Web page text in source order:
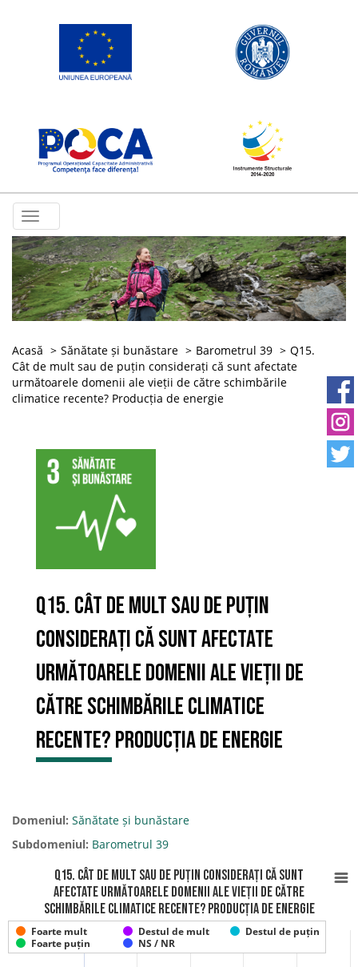
Toggle
navigation
Acasă Sănătate și bunăstare Barometrul 39
Q15.
Cât de mult sau de puțin considerați că sunt afectate
următoarele domenii ale vieții de către schimbările
climatice recente? Producția de energie
Q15. Cât de mult sau de puțin
considerați că sunt afectate
următoarele domenii ale vieții de
către schimbările climatice
recente? Producția de energie
Domeniul: Sănătate și bunăstare
Subdomeniul: Barometrul 39
Q15. Cât de mult sau de puțin considerați că sunt
afectate următoarele domenii ale vieții de către
schimbările climatice recente? Producția de energie
Foarte mult Destul de mult
Destul de puțin
Foarte puțin
NS / NR